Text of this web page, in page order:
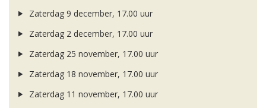
Zaterdag 9 december, 17.00 uur
Zaterdag 2 december, 17.00 uur
Zaterdag 25 november, 17.00 uur
Zaterdag 18 november, 17.00 uur
Zaterdag 11 november, 17.00 uur